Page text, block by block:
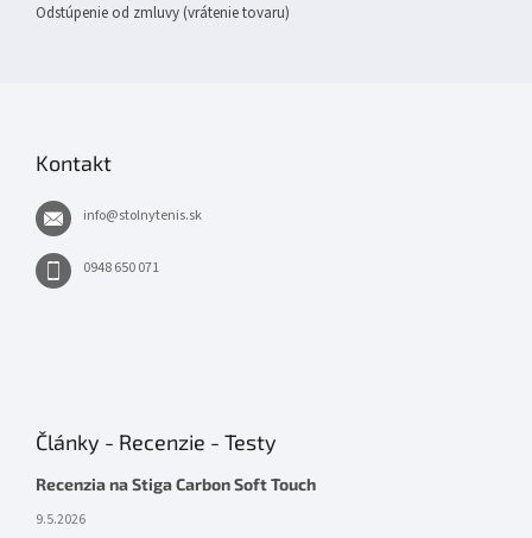
Odstúpenie od zmluvy (vrátenie tovaru)
Kontakt
info@stolnytenis.sk
0948 650 071
Články - Recenzie - Testy
Recenzia na Stiga Carbon Soft Touch
9.5.2026